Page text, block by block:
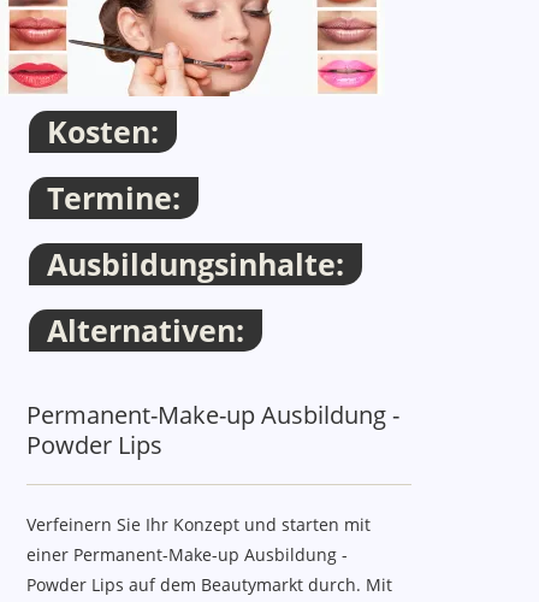
Thema
Kosten:
Termine:
Ausbildungsinhalte:
Alternativen:
Permanent-Make-up Ausbildung -
Powder Lips
Verfeinern Sie Ihr Konzept und starten mit
einer Permanent-Make-up Ausbildung -
Powder Lips auf dem Beautymarkt durch. Mit